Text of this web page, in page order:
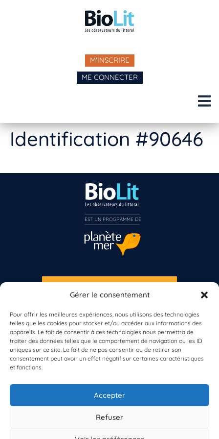
Gérer le consentement
Pour offrir les meilleures expériences, nous utilisons des technologies
telles que les cookies pour stocker et/ou accéder aux informations des
appareils. Le fait de consentir à ces technologies nous permettra de
traiter des données telles que le comportement de navigation ou les ID
uniques sur ce site. Le fait de ne pas consentir ou de retirer son
consentement peut avoir un effet négatif sur certaines caractéristiques
et fonctions.
Accepter
Refuser
M'INSCRIRE
ME CONNECTER
Identification #90646
À propos de BioLit
Vos données d'observation
Ressources
Résultats du programme
Contacts
S'INSCRIRE À LA NEWSLETTER
Vous n’êtes pas encore inscrit à Biolit ?
Inscrivez-vous dès maintenant